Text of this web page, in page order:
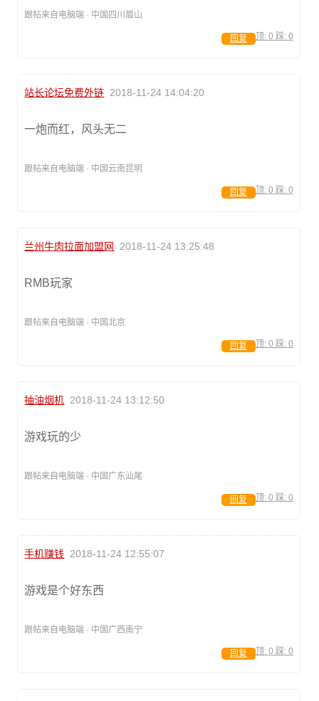
跟帖来自电脑端 · 中国四川眉山
顶: 0 踩: 0
回复
站长论坛免费外链 2018-11-24 14:04:20
一炮而红，风头无二
跟帖来自电脑端 · 中国云南昆明
顶: 0 踩: 0
回复
兰州牛肉拉面加盟网 2018-11-24 13:25:48
RMB玩家
跟帖来自电脑端 · 中国北京
顶: 0 踩: 0
回复
抽油烟机 2018-11-24 13:12:50
游戏玩的少
跟帖来自电脑端 · 中国广东汕尾
顶: 0 踩: 0
回复
手机赚钱 2018-11-24 12:55:07
游戏是个好东西
跟帖来自电脑端 · 中国广西南宁
顶: 0 踩: 0
回复